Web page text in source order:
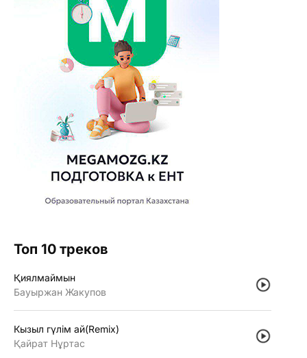
Топ 10 треков
Қиялмаймын
Бауыржан Жакупов
Кызыл гүлiм ай(Remix)
Қайрат Нұртас